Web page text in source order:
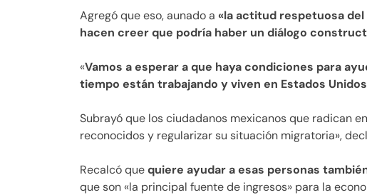
Agregó que eso, aunado a «la actitud respetuosa
hacen creer que podría haber un diálogo
«Vamos a esperar a que haya condiciones para
tiempo están trabajando y viven en Estados
Subrayó que los ciudadanos mexicanos que radican
reconocidos y regularizar su situación migratoria»,
Recalcó quequiere ayudar a esas personas
que son «la principal fuente de ingresos» para la